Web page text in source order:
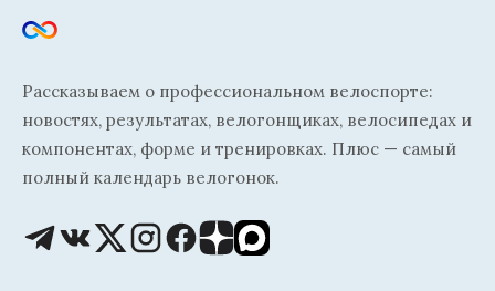
Рассказываем о профессиональном велоспорте:
новостях, результатах, велогонщиках, велосипедах и
компонентах, форме и тренировках. Плюс — самый
полный календарь велогонок.